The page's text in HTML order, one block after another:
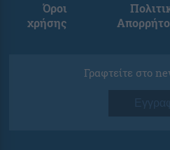
Όροι
χρήσης
Γραφτείτε στο